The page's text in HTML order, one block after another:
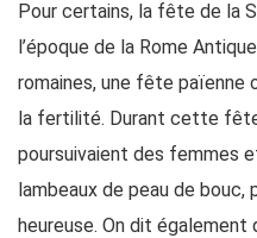
Pour certains, la fête de la
l’époque de la Rome
romaines, une fête païenne
la fertilité. Durant cette
poursuivaient des femmes
lambeaux de peau de bouc,
heureuse. On dit également